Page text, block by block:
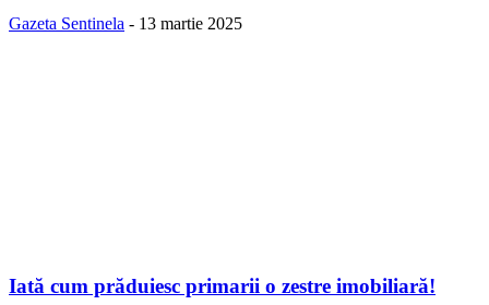
Gazeta Sentinela - 13 martie 2025
Iată cum prăduiesc primarii o zestre imobiliară!